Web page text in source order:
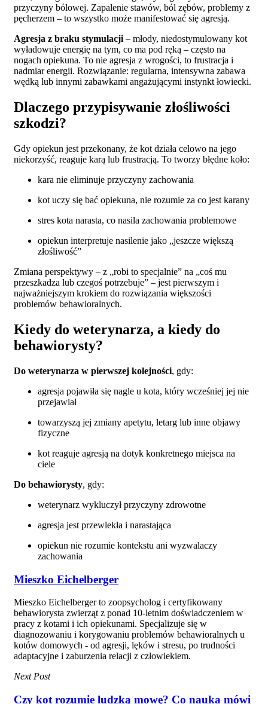
przyczyny bólowej. Zapalenie stawów, ból zębów, problemy z
pęcherzem – to wszystko może manifestować się agresją.
Agresja z braku stymulacji – młody, niedostymulowany kot
wyładowuje energię na tym, co ma pod ręką – często na
nogach opiekuna. To nie agresja z wrogości, to frustracja i
nadmiar energii. Rozwiązanie: regularna, intensywna zabawa
wędką lub innymi zabawkami angażującymi instynkt łowiecki.
Dlaczego przypisywanie złośliwości
szkodzi?
Gdy opiekun jest przekonany, że kot działa celowo na jego
niekorzyść, reaguje karą lub frustracją. To tworzy błędne koło:
kara nie eliminuje przyczyny zachowania
kot uczy się bać opiekuna, nie rozumie za co jest karany
stres kota narasta, co nasila zachowania problemowe
opiekun interpretuje nasilenie jako „jeszcze większą
złośliwość”
Zmiana perspektywy – z „robi to specjalnie” na „coś mu
przeszkadza lub czegoś potrzebuje” – jest pierwszym i
najważniejszym krokiem do rozwiązania większości
problemów behawioralnych.
Kiedy do weterynarza, a kiedy do
behawiorysty?
Do weterynarza w pierwszej kolejności, gdy:
agresja pojawiła się nagle u kota, który wcześniej jej nie
przejawiał
towarzyszą jej zmiany apetytu, letarg lub inne objawy
fizyczne
kot reaguje agresją na dotyk konkretnego miejsca na
ciele
Do behawiorysty, gdy:
weterynarz wykluczył przyczyny zdrowotne
agresja jest przewlekła i narastająca
opiekun nie rozumie kontekstu ani wyzwalaczy
zachowania
Mieszko Eichelberger
Mieszko Eichelberger to zoopsycholog i certyfikowany
behawiorysta zwierząt z ponad 10-letnim doświadczeniem w
pracy z kotami i ich opiekunami. Specjalizuje się w
diagnozowaniu i korygowaniu problemów behawioralnych u
kotów domowych - od agresji, lęków i stresu, po trudności
adaptacyjne i zaburzenia relacji z człowiekiem.
Next Post
Czy kot rozumie ludzką mowę? Co nauka mówi